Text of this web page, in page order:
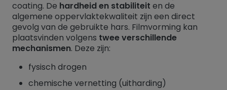
coating. De hardheid en stabiliteit en de
algemene oppervlaktekwaliteit zijn een direct
gevolg van de gebruikte hars. Filmvorming kan
plaatsvinden volgens twee verschillende
mechanismen. Deze zijn:
fysisch drogen
chemische vernetting (uitharding)